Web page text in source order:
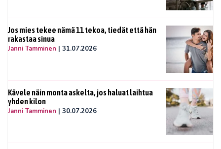
Jos mies tekee nämä 11 tekoa, tiedät että hän
rakastaa sinua
Janni Tamminen | 31.07.2026
Kävele näin monta askelta, jos haluat laihtua
yhden kilon
Janni Tamminen | 30.07.2026